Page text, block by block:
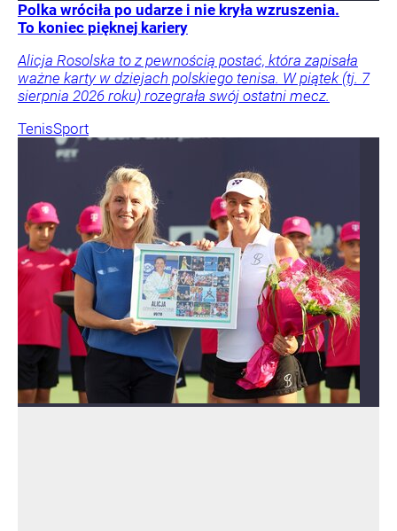
Polka wróciła po udarze i nie kryła wzruszenia.
To koniec pięknej kariery
Alicja Rosolska to z pewnością postać, która zapisała
ważne karty w dziejach polskiego tenisa. W piątek (tj. 7
sierpnia 2026 roku) rozegrała swój ostatni mecz.
TenisSport